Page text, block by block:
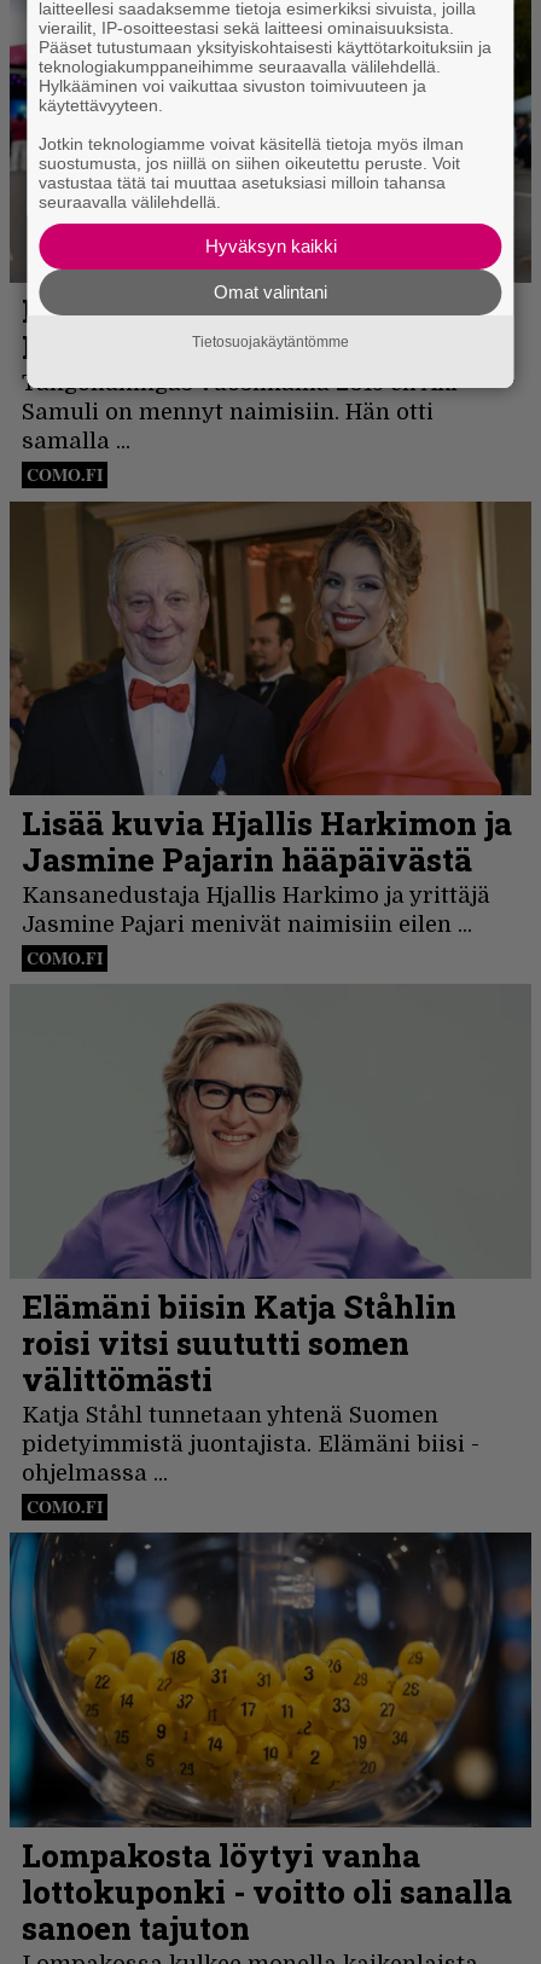
laitteellesi saadaksemme tietoja esimerkiksi sivuista, joilla
vierailit, IP-osoitteestasi sekä laitteesi ominaisuuksista.
Pääset tutustumaan yksityiskohtaisesti käyttötarkoituksiin ja
teknologiakumppaneihimme seuraavalla välilehdellä.
Hylkääminen voi vaikuttaa sivuston toimivuuteen ja
käytettävyyteen.
Jotkin teknologiamme voivat käsitellä tietoja myös ilman
suostumusta, jos niillä on siihen oikeutettu peruste. Voit
vastustaa tätä tai muuttaa asetuksiasi milloin tahansa
seuraavalla välilehdellä.
Hyväksyn kaikki
Omat valintani
Tietosuojakäytäntömme